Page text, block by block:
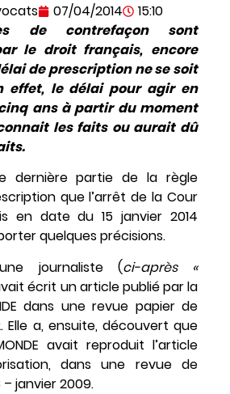
07/04/2014
15:10
de contrefaçon sont
le droit français, encore
de prescription ne se soit
effet, le délai pour agir en
ans à partir du moment
les faits ou aurait dû
dernière partie de la règle
que l’arrêt de la Cour
en date du 15 janvier 2014
quelques précisions.
journaliste (ci-après «
écrit un article publié par la
dans une revue papier de
Elle a, ensuite, découvert que
avait reproduit l’article
dans une revue de
janvier 2009.